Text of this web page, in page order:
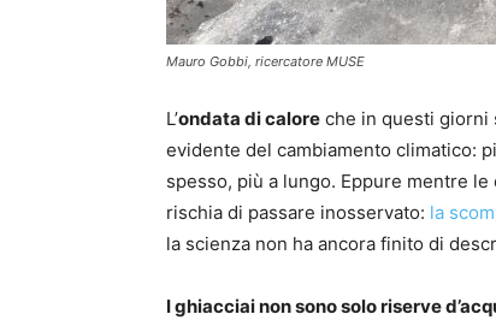
Mauro Gobbi, ricercatore MUSE
L’ondata di calore che in questi giorni
evidente del cambiamento climatico:
spesso, più a lungo. Eppure mentre
rischia di passare inosservato: la
la scienza non ha ancora finito di
I ghiacciai non sono solo riserve